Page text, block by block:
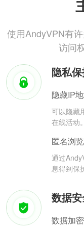
使用AndyVPN有
访问
隐私
隐藏IP
可以隐藏
在线活动。
匿名浏览
通过
息得到保
数据
数据加密